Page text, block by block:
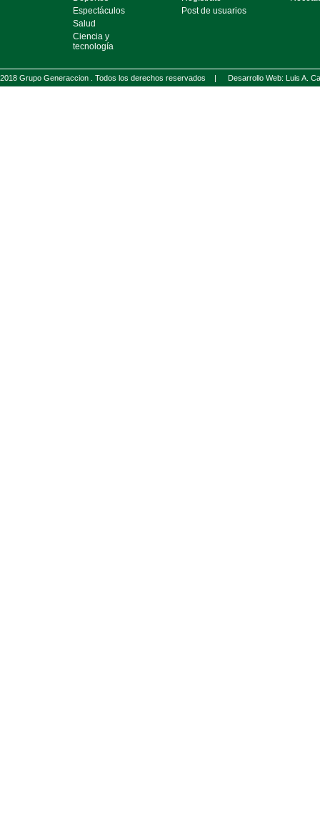
Espectáculos
Salud
Ciencia y
tecnología
Post de usuarios
2018 Grupo Generaccion . Todos los derechos reservados | Desarrollo Web: Luis